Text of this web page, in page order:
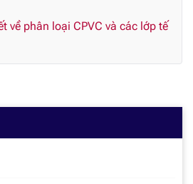
về phân loại CPVC và các lớp tế